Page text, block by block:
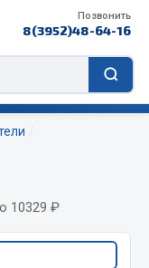
Позвонить
8(3952)48-64-16
10329 ₽